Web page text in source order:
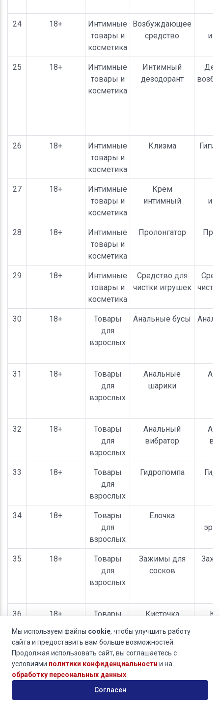
24 18+
Интимные
товары и
косметика
Возбуждающее
средство
25 18+
Интимные
товары и
косметика
Интимный
дезодорант
26 18+
Интимные
товары и
косметика
Клизма
27 18+
Интимные
товары и
косметика
Крем
интимный
28 18+
Интимные
товары и
косметика
Пролонгатор
29 18+
Интимные
товары и
косметика
Средство для
чистки игрушек
30 18+
Товары
для
взрослых
Анальные бусы
31 18+
Товары
для
взрослых
Анальные
шарики
32 18+
Товары
для
взрослых
Анальный
вибратор
33 18+
Товары
для
взрослых
Гидропомпа
34 18+
Товары
для
взрослых
Елочка
35 18+
Товары
для
взрослых
Зажимы для
сосков
36 18+
Товары
взрослых
Кисточка
37 18+
Товары
для
взрослых
Клиторальный
стимулятор
Мы используем файлы cookie, чтобы улучшить работу
сайта и предоставить вам больше возможностей.
Продолжая использовать сайт, вы соглашаетесь с
условиями политики конфиденциальности и на
обработку персональных данных
Согласен